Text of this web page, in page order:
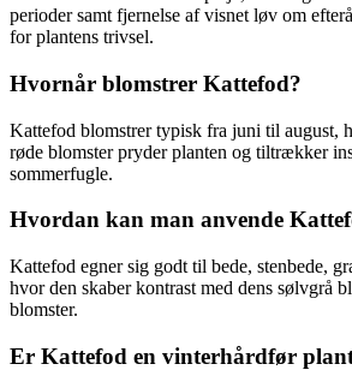
perioder samt fjernelse af visnet løv om
for plantens trivsel.
Hvornår blomstrer Kattefod?
Kattefod blomstrer typisk fra juni til august,
røde blomster pryder planten og tiltrækker
sommerfugle.
Hvordan kan man anvende
Kattefod egner sig godt til bede, stenbede,
hvor den skaber kontrast med dens sølvgrå
blomster.
Er Kattefod en vinterhårdfør